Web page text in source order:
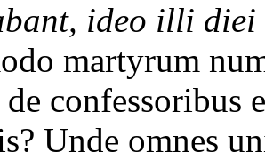
ideo illi diei
martyrum
confessoribus
Unde omnes